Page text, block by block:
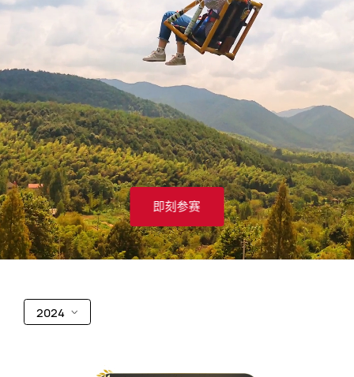
即刻参赛
2024